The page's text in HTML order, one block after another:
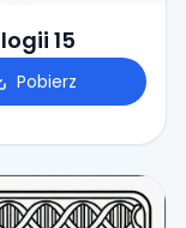
15
Pobierz